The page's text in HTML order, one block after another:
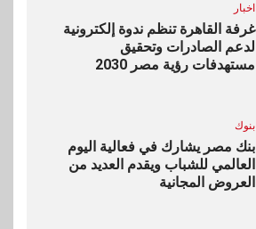
اخبار
غرفة القاهرة تنظم ندوة إلكترونية
لدعم الصادرات وتحقيق
مستهدفات رؤية مصر 2030
بنوك
بنك مصر يشارك في فعالية اليوم
العالمي للشباب ويقدم العديد من
العروض المجانية